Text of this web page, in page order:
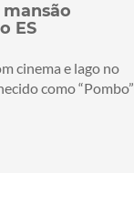
ES
cinema e lago no
como “Pombo”